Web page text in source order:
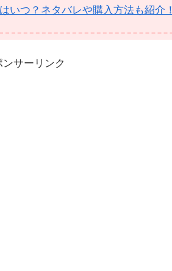
いつ？ネタバレや購入方法も紹介！
ンサーリンク